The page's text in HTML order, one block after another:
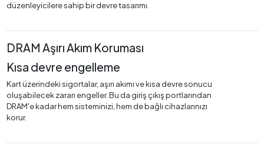
düzenleyicilere sahip bir devre tasarımı.
DRAM Aşırı Akım Koruması
Kısa devre engelleme
Kart üzerindeki sigortalar, aşırı akımı ve kısa devre sonucu
oluşabilecek zararı engeller. Bu da giriş çıkış portlarından
DRAM'e kadar hem sisteminizi, hem de bağlı cihazlarınızı
korur.